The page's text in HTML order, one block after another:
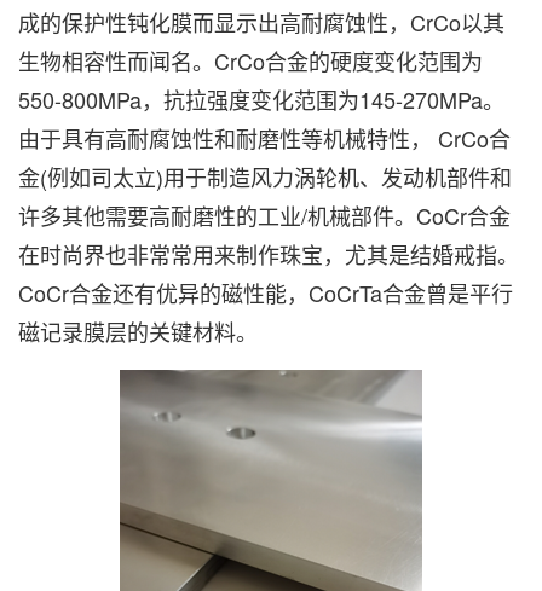
成的保护性钝化膜而显示出高耐腐蚀性，CrCo以其
生物相容性而闻名。CrCo合金的硬度变化范围为
550-800MPa，抗拉强度变化范围为145-270MPa。
由于具有高耐腐蚀性和耐磨性等机械特性， CrCo合
金(例如司太立)用于制造风力涡轮机、发动机部件和
许多其他需要高耐磨性的工业/机械部件。CoCr合金
在时尚界也非常常用来制作珠宝，尤其是结婚戒指。
CoCr合金还有优异的磁性能，CoCrTa合金曾是平行
磁记录膜层的关键材料。